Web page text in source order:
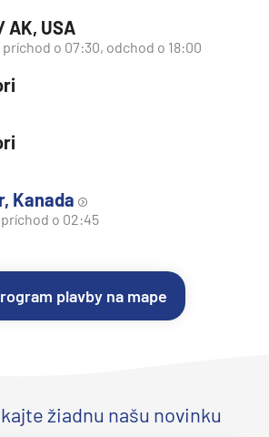
AK, USA
o 07:30, odchod o 18:00
Kanada
príchod o 02:45
plavby na mape
žiadnu našu novinku